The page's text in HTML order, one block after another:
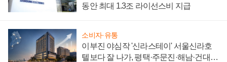
동안 최대 1.3조 라이선스비 지급
소비자·유통
이부진 야심작 '신라스테이' 서울신라호
텔보다 잘 나가, 평택·주문진·해남·건대로